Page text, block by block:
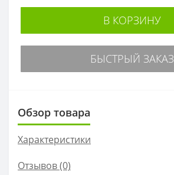
В КОРЗИНУ
БЫСТРЫЙ ЗАКАЗ
Обзор товара
Характеристики
Отзывов (0)